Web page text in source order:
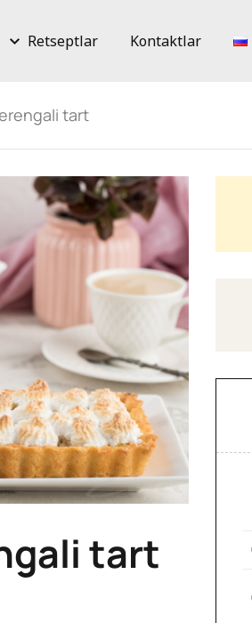
Retseptlar Kontaktlar
tart
tart